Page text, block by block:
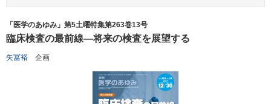
「医学のあゆみ」第5土曜特集第263巻13号
臨床検査の最前線―将来の検査を展望する
矢冨裕 企画